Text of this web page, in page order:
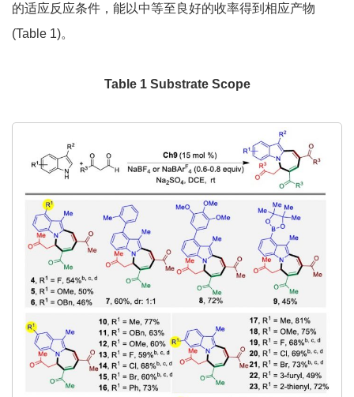
的适应反应条件，能以中等至良好的收率得到相应产物
(Table 1)。
Table 1 Substrate Scope